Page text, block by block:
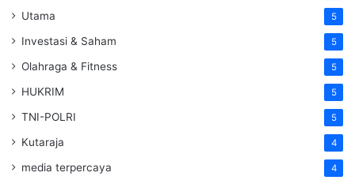
Utama 5
Investasi & Saham 5
Olahraga & Fitness 5
HUKRIM 5
TNI-POLRI 5
Kutaraja 4
media terpercaya 4